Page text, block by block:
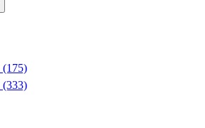
(175)
(333)